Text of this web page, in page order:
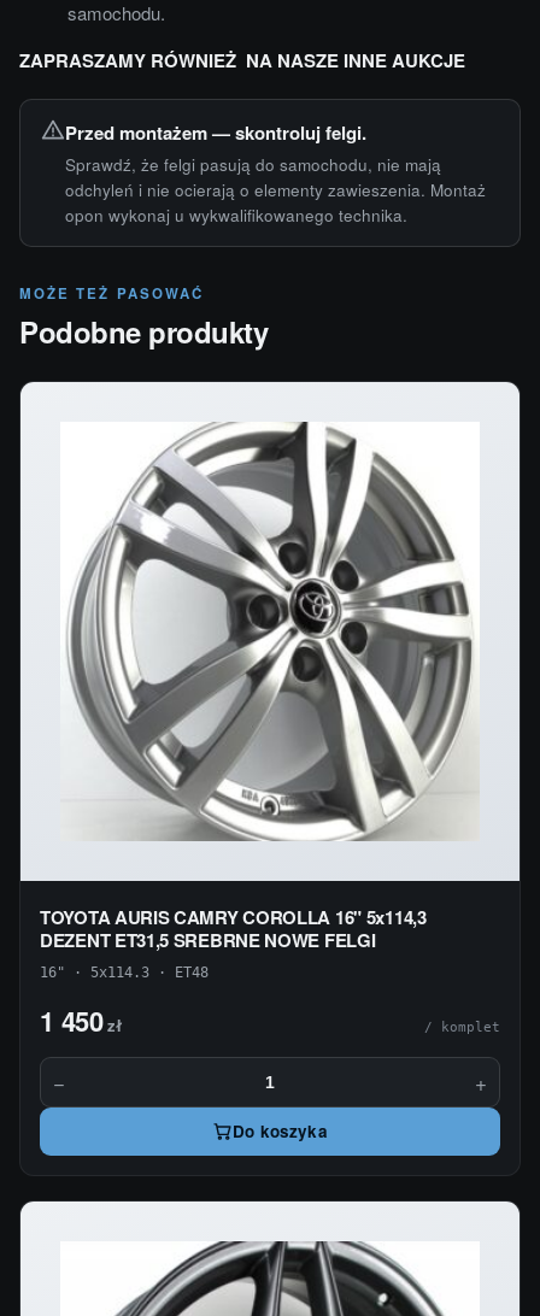
samochodu.
ZAPRASZAMY RÓWNIEŻ NA NASZE INNE AUKCJE
Przed montażem — skontroluj felgi.
Sprawdź, że felgi pasują do samochodu, nie mają
odchyleń i nie ocierają o elementy zawieszenia. Montaż
opon wykonaj u wykwalifikowanego technika.
MOŻE TEŻ PASOWAĆ
Podobne produkty
TOYOTA AURIS CAMRY COROLLA 16" 5x114,3
DEZENT ET31,5 SREBRNE NOWE FELGI
16" · 5x114.3 · ET48
1 450zł / komplet
− +
Do koszyka